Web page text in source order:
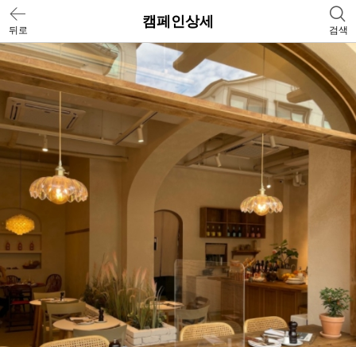
뒤로
캠페인상세
검색